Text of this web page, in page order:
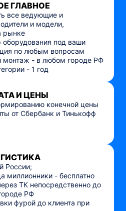
ГЛАВНОЕ
все ведующие и
и модели,
рынке
оборудования под ваши
по любым вопросам
монтаж - в любом городе РФ
- 1 год
И ЦЕНЫ
конечной цены
от Сбербанк и Тинькофф
России;
миллионники - бесплатно
ТК непосредственно до
РФ
фурой до клиента при